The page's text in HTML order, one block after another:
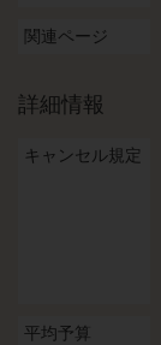
関連ページ
詳細情報
キャンセル規定
平均予算